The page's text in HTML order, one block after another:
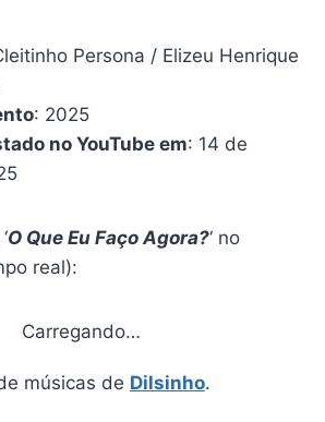
Persona / Elizeu Henrique
: 2025
no YouTube em: 14 de
O Que Eu Faço Agora?‘ no
real):
Carregando…
músicas de Dilsinho.